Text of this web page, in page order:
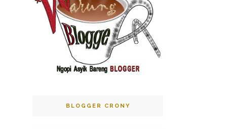
BLOGGER CRONY